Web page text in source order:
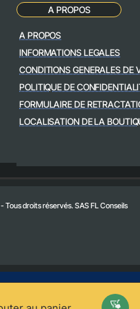
A PROPOS
A PROPOS
INFORMATIONS LEGALES
CONDITIONS GENERALES DE
POLITIQUE DE
FORMULAIRE DE
LOCALISATION DE LA
droits réservés. SAS FL Conseils